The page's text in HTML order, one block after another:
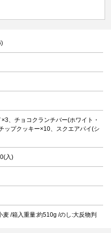
、チョコクランチバー(ホワイト・
ップクッキー×10、スクエアパイ(シ
入)
麦 /箱入重量:約510g /のし:大反物判